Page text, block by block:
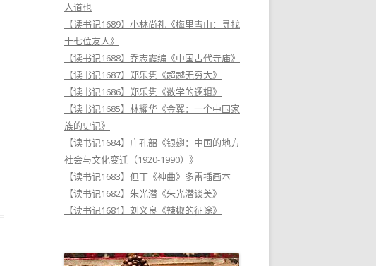
人道也
【读书记1689】小林尚礼《梅里雪山：寻找
十七位友人》
【读书记1688】乔志霞编《中国古代寺庙》
【读书记1687】郑乐隽《超越无穷大》
【读书记1686】郑乐隽《数学的逻辑》
【读书记1685】林耀华《金翼：一个中国家
族的史记》
【读书记1684】庄孔韶《银翅：中国的地方
社会与文化变迁（1920-1990）》
【读书记1683】但丁《神曲》多雷插画本
【读书记1682】朱光潜《朱光潜谈美》
【读书记1681】刘义良《辣椒的征途》